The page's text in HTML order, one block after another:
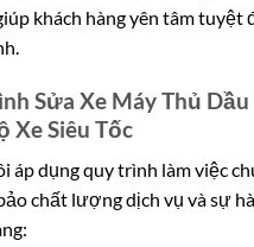
khách hàng yên tâm tuyệt
Sửa Xe Máy Thủ
Xe Siêu Tốc
áp dụng quy trình làm việc
chất lượng dịch vụ và sự